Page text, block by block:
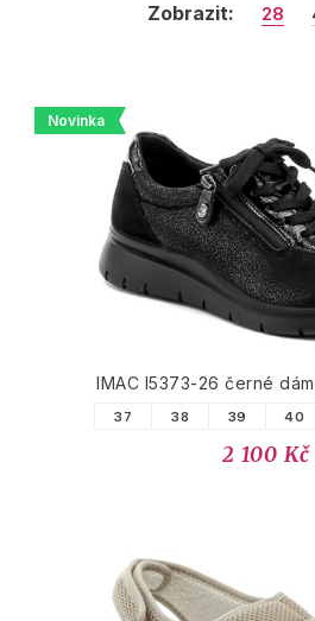
Zobrazit: 28
Novinka
IMAC I5373-26 černé
37 38 39 40
2 100 Kč